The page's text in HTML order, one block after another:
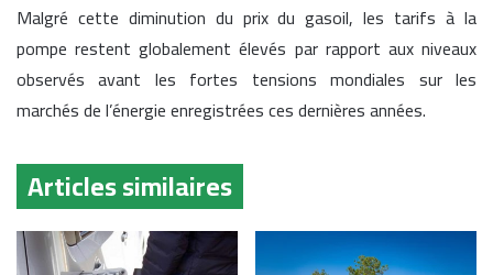
Malgré cette diminution du prix du gasoil, les tarifs à la
pompe restent globalement élevés par rapport aux niveaux
observés avant les fortes tensions mondiales sur les
marchés de l’énergie enregistrées ces dernières années.
Articles similaires